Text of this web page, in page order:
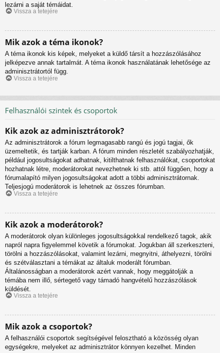
lezárni a saját témáidat.
Vissza a tetejére
Mik azok a téma ikonok?
A téma ikonok kis képek, melyeket a küldő társít a hozzászólásához
jelképezve annak tartalmát. A téma ikonok használatának lehetősége az
adminisztrátortól függ.
Vissza a tetejére
Felhasználói szintek és csoportok
Kik azok az adminisztrátorok?
Az adminisztrátorok a fórum legmagasabb rangú és jogú tagjai, ők
üzemeltetik, és tartják karban. A fórum minden részletét szabályozhatják,
például jogosultságokat adhatnak, kitilthatnak felhasználókat, csoportokat
hozhatnak létre, moderátorokat nevezhetnek ki stb. attól függően, hogy a
fórumalapító milyen jogosultságokat adott a többi adminisztrátornak.
Teljesjogú moderátorok is lehetnek az összes fórumban.
Vissza a tetejére
Kik azok a moderátorok?
A moderátorok olyan különleges jogosultságokkal rendelkező tagok, akik
napról napra figyelemmel követik a fórumokat. Jogukban áll szerkeszteni,
törölni a hozzászólásokat, valamint lezárni, megnyitni, áthelyezni, törölni
és szétválasztani a témákat az általuk moderált fórumban.
Általánosságban a moderátorok azért vannak, hogy meggátolják a
témába nem illő, sértegető vagy támadó hangvételű hozzászólások
küldését.
Vissza a tetejére
Mik azok a csoportok?
A felhasználói csoportok segítségével felosztható a közösség olyan
egységekre, melyeket az adminisztrátor könnyen kezelhet. Minden